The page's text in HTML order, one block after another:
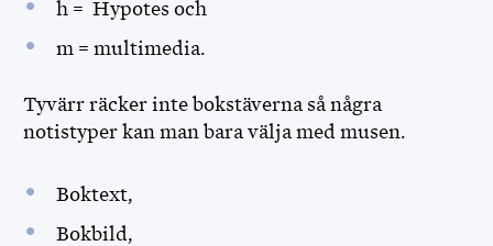
h = Hypotes och
m = multimedia.
Tyvärr räcker inte bokstäverna så några
notistyper kan man bara välja med musen.
Boktext,
Bokbild,